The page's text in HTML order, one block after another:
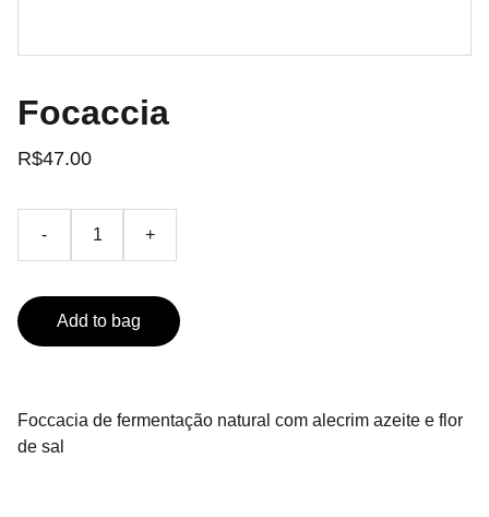
Focaccia
R$47.00
- +
Add to bag
Foccacia de fermentação natural com alecrim azeite e flor
de sal